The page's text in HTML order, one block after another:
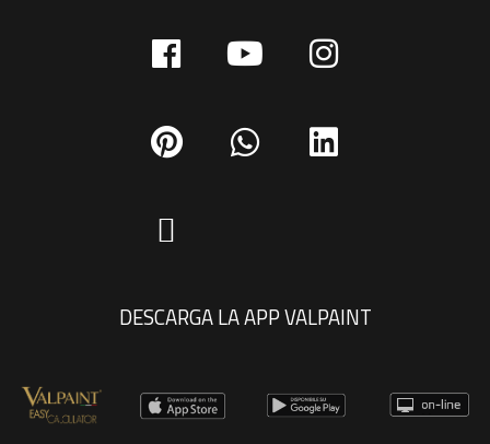
DESCARGA LA APP VALPAINT